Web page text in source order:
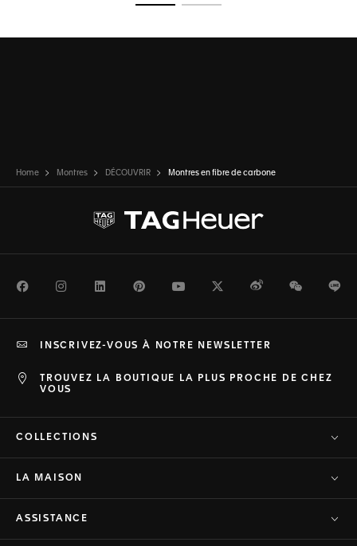
Home Montres DÉCOUVRIR Montres en fibre de carbone
FacebookInstagramLinkedInPinterestYoutubeTwitterWeiboWeChat
TROUVEZ LA BOUTIQUE LA PLUS PROCHE DE CHEZ
VOUS
INSCRIVEZ-VOUS À NOTRE NEWSLETTER
COLLECTIONS
LA MAISON
ASSISTANCE